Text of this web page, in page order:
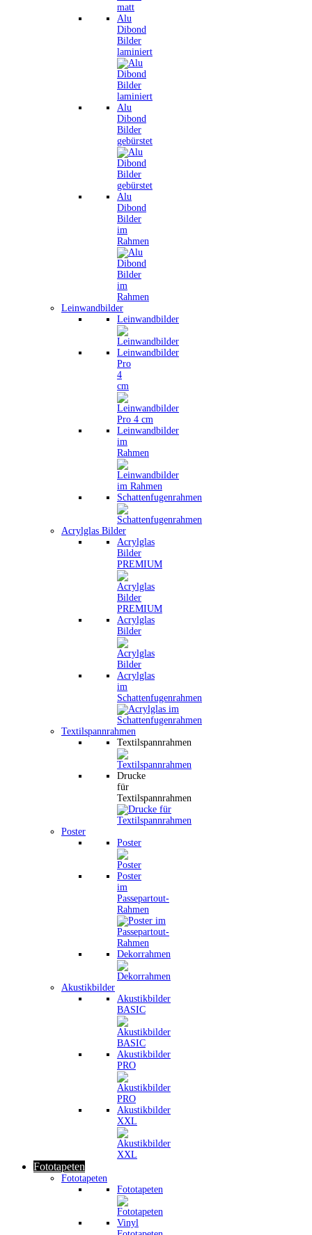
Alu
Dibond
Bilder
laminiert
Alu
Dibond
Bilder
gebürstet
Alu
Dibond
Bilder
im
Rahmen
Leinwandbilder
Leinwandbilder
Leinwandbilder
Pro
4
cm
Leinwandbilder
im
Rahmen
Schattenfugenrahmen
Acrylglas Bilder
Acrylglas
Bilder
PREMIUM
Acrylglas
Bilder
Acrylglas
im
Schattenfugenrahmen
Textilspannrahmen
Textilspannrahmen
Drucke
für
Textilspannrahmen
Poster
Poster
Poster
im
Passepartout-
Rahmen
Dekorrahmen
Akustikbilder
Akustikbilder
BASIC
Akustikbilder
PRO
Akustikbilder
XXL
Fototapeten
Fototapeten
Fototapeten
Vinyl